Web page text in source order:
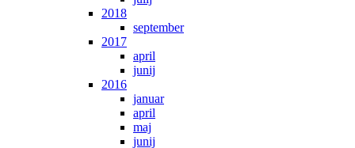
2018
september
2017
april
junij
2016
januar
april
maj
junij